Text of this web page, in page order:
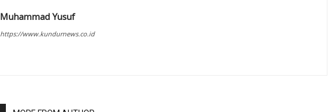
Muhammad Yusuf
https://www.kundurnews.co.id